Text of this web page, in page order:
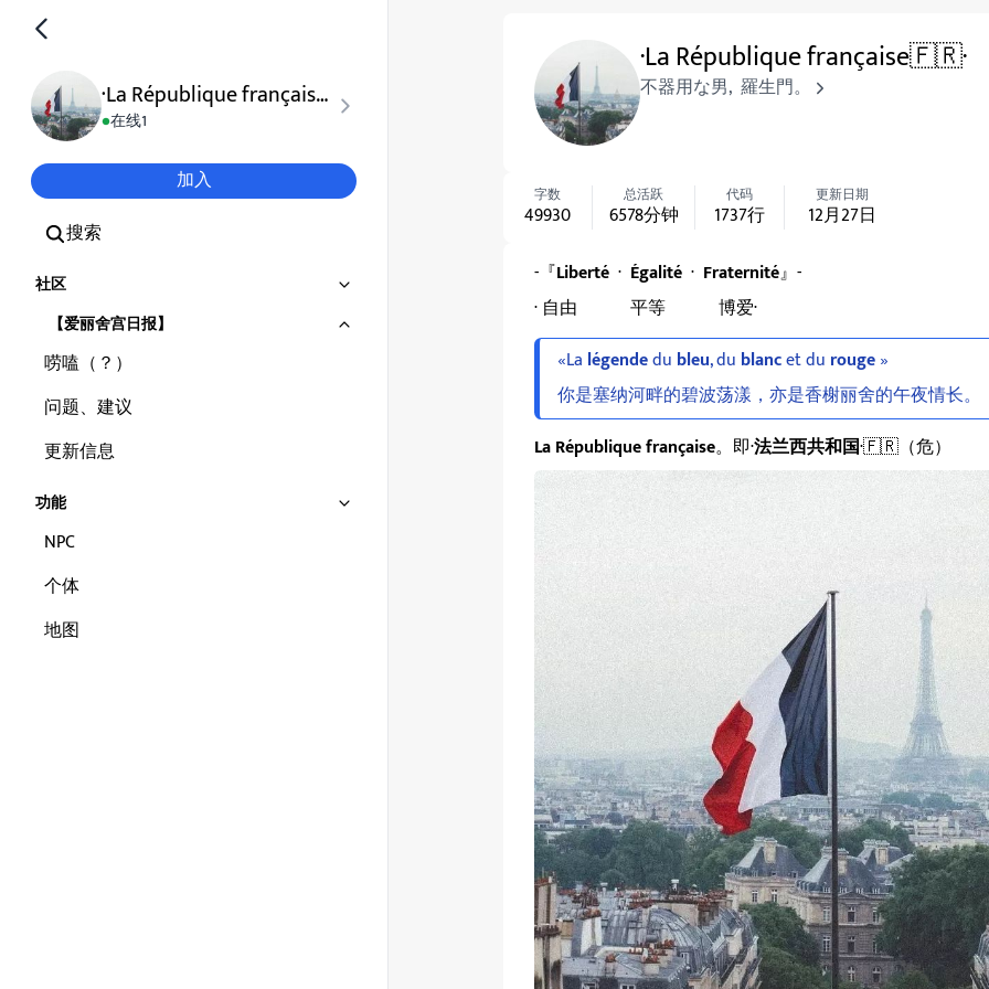
·La République française🇫🇷·
在线1
加入
搜索
社区
【爱丽舍宫日报】
唠嗑（？）
问题、建议
更新信息
功能
NPC
个体
地图
·La République française🇫🇷·
不器用な男, 羅生門。
字数
49930
总活跃
6578分钟
代码
1737行
更新日期
12月27日
-『Liberté · Égalité · Fraternité』-
· 自由 平等 博爱·
«La légendedu bleu, du blancet du rouge»
你是塞纳河畔的碧波荡漾，亦是香榭丽舍的午夜情长。
La République française。即·法兰西共和国·🇫🇷（危）